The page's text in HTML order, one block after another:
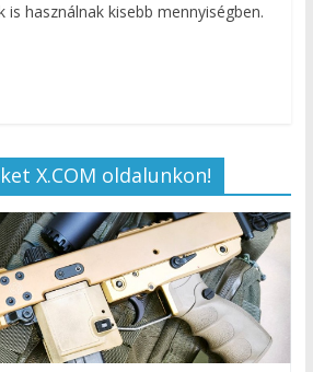
is használnak kisebb mennyiségben.
X.COM oldalunkon!